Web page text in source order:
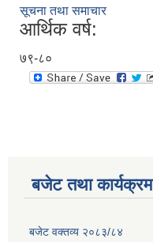
सूचना तथा समाचार
आर्थिक वर्ष:
७९-८०
बजेट तथा कार्यक्रम
बजेट वक्तव्य २०८३/८४